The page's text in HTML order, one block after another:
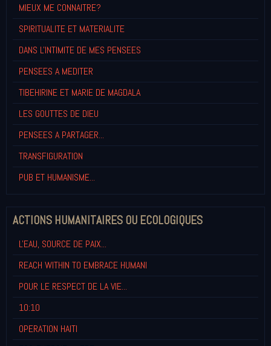
MIEUX ME CONNAITRE?
SPIRITUALITE ET MATERIALITE
DANS L'INTIMITE DE MES PENSEES
PENSEES A MEDITER
TIBEHIRINE ET MARIE DE MAGDALA
LES GOUTTES DE DIEU
PENSEES A PARTAGER...
TRANSFIGURATION
PUB ET HUMANISME...
ACTIONS HUMANITAIRES OU ECOLOGIQUES
L'EAU, SOURCE DE PAIX...
REACH WITHIN TO EMBRACE HUMANI
POUR LE RESPECT DE LA VIE...
10:10
OPERATION HAITI